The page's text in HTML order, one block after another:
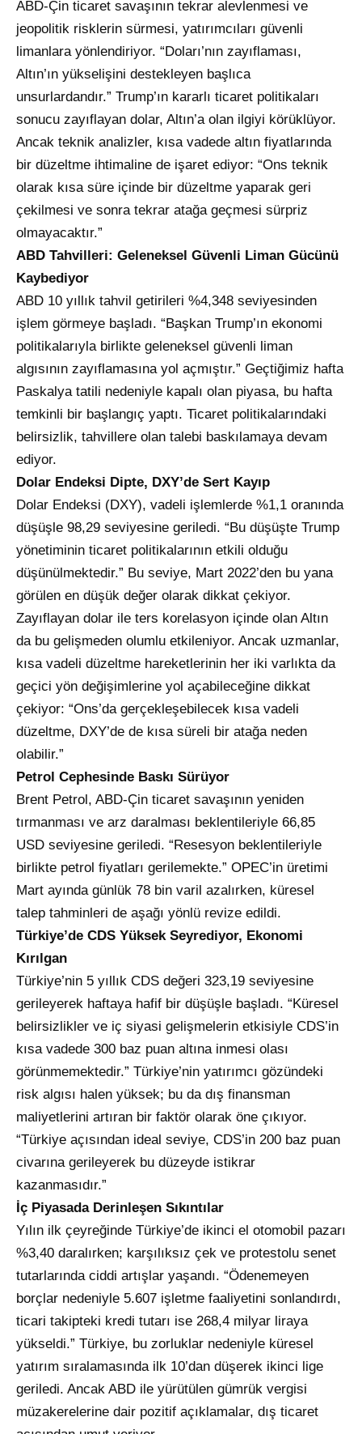
ABD-Çin ticaret savaşının tekrar alevlenmesi ve
jeopolitik risklerin sürmesi, yatırımcıları güvenli
limanlara yönlendiriyor. “Doları’nın zayıflaması,
Altın’ın yükselişini destekleyen başlıca
unsurlardandır.” Trump’ın kararlı ticaret politikaları
sonucu zayıflayan dolar, Altın’a olan ilgiyi körüklüyor.
Ancak teknik analizler, kısa vadede altın fiyatlarında
bir düzeltme ihtimaline de işaret ediyor: “Ons teknik
olarak kısa süre içinde bir düzeltme yaparak geri
çekilmesi ve sonra tekrar atağa geçmesi sürpriz
olmayacaktır.”
ABD Tahvilleri: Geleneksel Güvenli Liman Gücünü
Kaybediyor
ABD 10 yıllık tahvil getirileri %4,348 seviyesinden
işlem görmeye başladı. “Başkan Trump’ın ekonomi
politikalarıyla birlikte geleneksel güvenli liman
algısının zayıflamasına yol açmıştır.” Geçtiğimiz hafta
Paskalya tatili nedeniyle kapalı olan piyasa, bu hafta
temkinli bir başlangıç yaptı. Ticaret politikalarındaki
belirsizlik, tahvillere olan talebi baskılamaya devam
ediyor.
Dolar Endeksi Dipte, DXY’de Sert Kayıp
Dolar Endeksi (DXY), vadeli işlemlerde %1,1 oranında
düşüşle 98,29 seviyesine geriledi. “Bu düşüşte Trump
yönetiminin ticaret politikalarının etkili olduğu
düşünülmektedir.” Bu seviye, Mart 2022’den bu yana
görülen en düşük değer olarak dikkat çekiyor.
Zayıflayan dolar ile ters korelasyon içinde olan Altın
da bu gelişmeden olumlu etkileniyor. Ancak uzmanlar,
kısa vadeli düzeltme hareketlerinin her iki varlıkta da
geçici yön değişimlerine yol açabileceğine dikkat
çekiyor: “Ons’da gerçekleşebilecek kısa vadeli
düzeltme, DXY’de de kısa süreli bir atağa neden
olabilir.”
Petrol Cephesinde Baskı Sürüyor
Brent Petrol, ABD-Çin ticaret savaşının yeniden
tırmanması ve arz daralması beklentileriyle 66,85
USD seviyesine geriledi. “Resesyon beklentileriyle
birlikte petrol fiyatları gerilemekte.” OPEC’in üretimi
Mart ayında günlük 78 bin varil azalırken, küresel
talep tahminleri de aşağı yönlü revize edildi.
Türkiye’de CDS Yüksek Seyrediyor, Ekonomi
Kırılgan
Türkiye’nin 5 yıllık CDS değeri 323,19 seviyesine
gerileyerek haftaya hafif bir düşüşle başladı. “Küresel
belirsizlikler ve iç siyasi gelişmelerin etkisiyle CDS’in
kısa vadede 300 baz puan altına inmesi olası
görünmemektedir.” Türkiye’nin yatırımcı gözündeki
risk algısı halen yüksek; bu da dış finansman
maliyetlerini artıran bir faktör olarak öne çıkıyor.
“Türkiye açısından ideal seviye, CDS’in 200 baz puan
civarına gerileyerek bu düzeyde istikrar
kazanmasıdır.”
İç Piyasada Derinleşen Sıkıntılar
Yılın ilk çeyreğinde Türkiye’de ikinci el otomobil pazarı
%3,40 daralırken; karşılıksız çek ve protestolu senet
tutarlarında ciddi artışlar yaşandı. “Ödenemeyen
borçlar nedeniyle 5.607 işletme faaliyetini sonlandırdı,
ticari takipteki kredi tutarı ise 268,4 milyar liraya
yükseldi.” Türkiye, bu zorluklar nedeniyle küresel
yatırım sıralamasında ilk 10’dan düşerek ikinci lige
geriledi. Ancak ABD ile yürütülen gümrük vergisi
müzakerelerine dair pozitif açıklamalar, dış ticaret